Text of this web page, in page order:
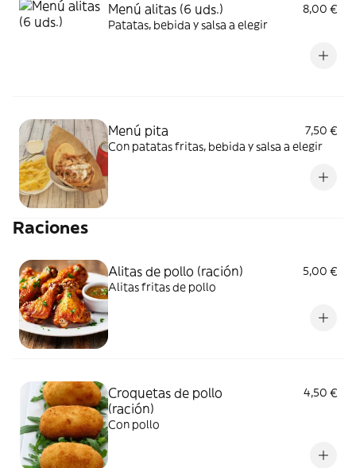
Menú alitas (6 uds.)
8,00 €
Patatas, bebida y salsa a elegir
Menú pita
7,50 €
Con patatas fritas, bebida y salsa a elegir
Raciones
Alitas de pollo (ración)
5,00 €
Alitas fritas de pollo
Croquetas de pollo
(ración)
4,50 €
Con pollo